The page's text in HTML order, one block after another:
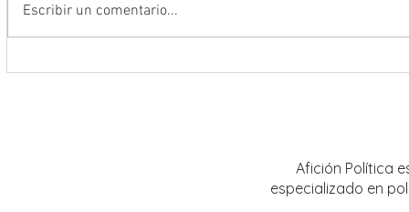
Escribir un comentario...
Afición Política
especializado en